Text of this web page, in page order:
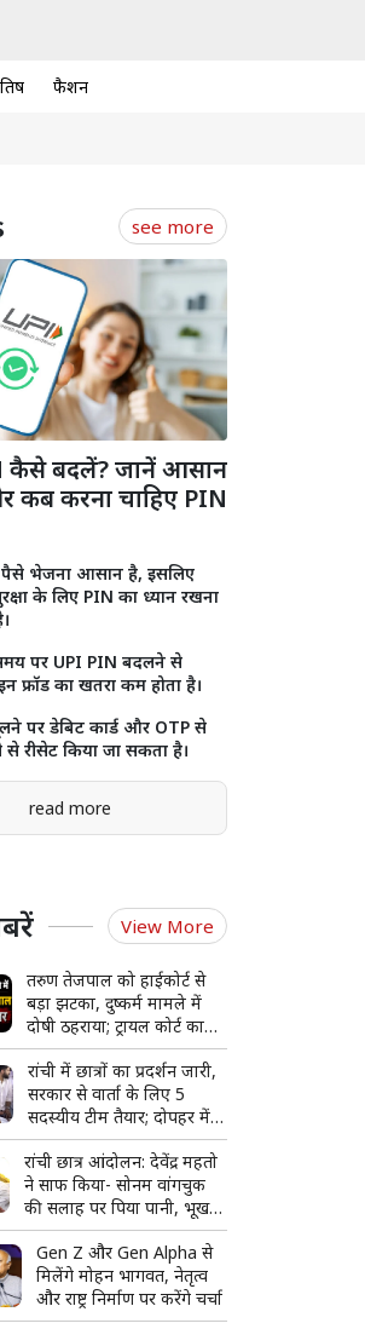
फैशन
see more
कैसे बदलें? जानें आसान
कब करना चाहिए PIN
भेजना आसान है, इसलिए
के लिए PIN का ध्यान रखना
पर UPI PIN बदलने से
फ्रॉड का खतरा कम होता है।
पर डेबिट कार्ड और OTP से
रीसेट किया जा सकता है।
read more
View More
तरुण तेजपाल को हाईकोर्ट से
बड़ा झटका, दुष्कर्म मामले में
दोषी ठहराया; ट्रायल कोर्ट का
फैसला पलटा
रांची में छात्रों का प्रदर्शन जारी,
सरकार से वार्ता के लिए 5
सदस्यीय टीम तैयार; दोपहर में
मीटिंग संभव
रांची छात्र आंदोलन: देवेंद्र महतो
ने साफ किया- सोनम वांगचुक
की सलाह पर पिया पानी, भूख
हड़ताल जारी
Gen Z और Gen Alpha से
मिलेंगे मोहन भागवत, नेतृत्व
और राष्ट्र निर्माण पर करेंगे चर्चा